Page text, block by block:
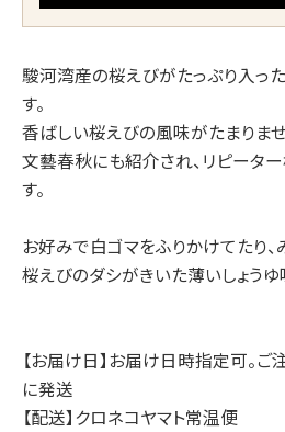
駿河湾産の桜えびがたっぷり入っ
す。
香ばしい桜えびの風味がたまりませ
文藝春秋にも紹介され、リピータ
す。
お好みで白ゴマをふりかけてたり、
桜えびのダシがきいた薄いしょうゆ
【お届け日】お届け日時指定可。
に発送
【配送】クロネコヤマト常温便